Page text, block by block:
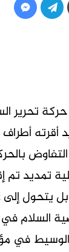
تحرير
أقرته
التفاوض
تمديد تم
يتحول
السلام في
الوسيط